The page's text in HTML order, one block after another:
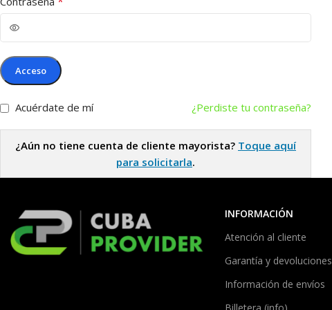
Acceso
¿Perdiste tu contraseña?
Acuérdate de mí
¿Aún no tiene cuenta de cliente mayorista? Toque aquí
para solicitarla.
INFORMACIÓN
Atención al cliente
Garantía y devoluciones
Información de envíos